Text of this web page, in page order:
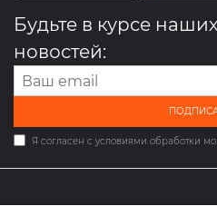
Будьте в курсе
новостей:
Я согласен с условиями обработки